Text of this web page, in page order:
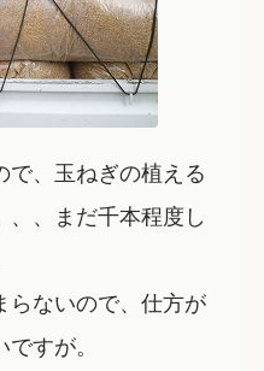
で、玉ねぎの植える
、まだ千本程度し
らないので、仕方が
すが。